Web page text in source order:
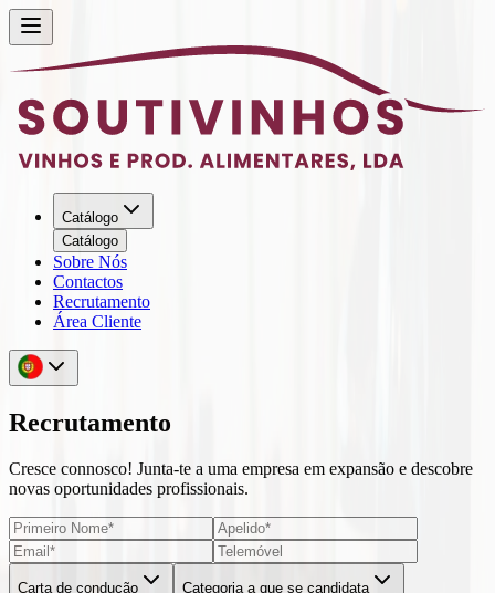
Catálogo
Catálogo
Sobre Nós
Contactos
Recrutamento
Área Cliente
Recrutamento
Cresce connosco! Junta-te a uma empresa em expansão e descobre
novas oportunidades profissionais.
Carta de condução Categoria a que se candidata